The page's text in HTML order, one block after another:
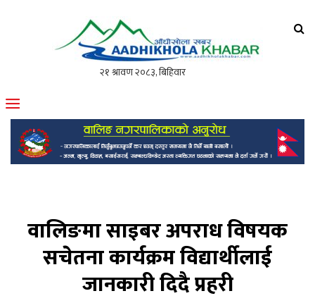
मोफसलकै लोकप्रिय अनलाइन पत्रिका
वालिङमा साइबर अपराध विषयक
सचेतना कार्यक्रम विद्यार्थीलाई
जानकारी दिदै प्रहरी